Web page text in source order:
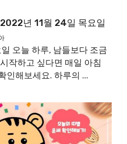
년 11월 24일 목요일
오늘 하루, 남들보다 조금
작하고 싶다면 매일 아침
인해보세요. 하루의 ...